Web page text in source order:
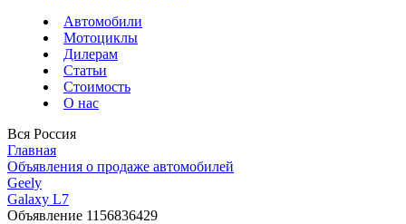
Автомобили
Мотоциклы
Дилерам
Статьи
Стоимость
О нас
Вся Россия
Главная
Объявления о продаже автомобилей
Geely
Galaxy L7
Объявление 1156836429